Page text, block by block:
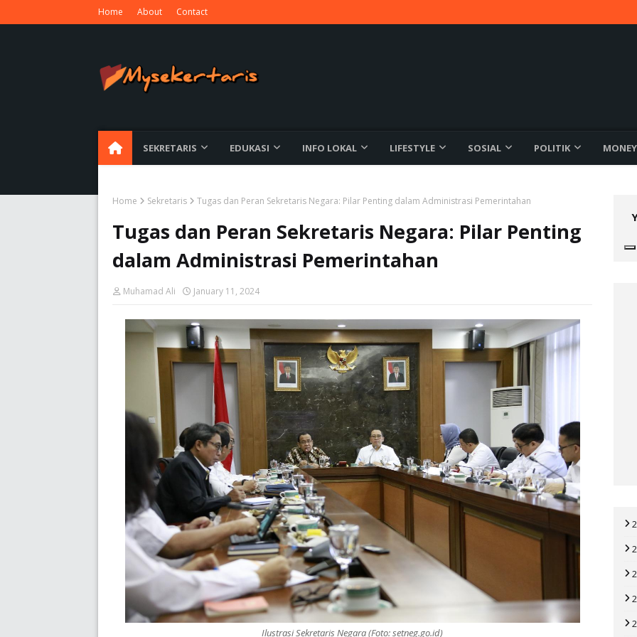
Home About Contact
SEKRETARIS EDUKASI INFO LOKAL LIFESTYLE SOSIAL POLITIK MONEY
Home Sekretaris Tugas dan Peran Sekretaris Negara: Pilar Penting dalam Administrasi Pemerintahan
Tugas dan Peran Sekretaris Negara: Pilar Penting
dalam Administrasi Pemerintahan
Muhamad Ali January 11, 2024
Ilustrasi Sekretaris Negara (Foto: setneg.go.id)